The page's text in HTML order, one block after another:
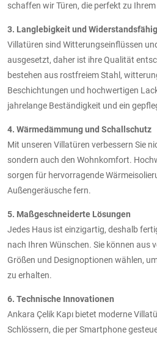
schaffen wir Türen, die perfekt zu Ihrem
3. Langlebigkeit und
Villatüren sind Witterungseinflüssen
ausgesetzt, daher ist ihre Qualität
bestehen aus rostfreiem Stahl,
Beschichtungen und hochwertigen
jahrelange Beständigkeit und ein
4. Wärmedämmung und Schallschutz
Mit unseren Villatüren verbessern Sie
sondern auch den Wohnkomfort.
sorgen für hervorragende
Außengeräusche fern.
5. Maßgeschneiderte Lösungen
Jedes Haus ist einzigartig, deshalb
nach Ihren Wünschen. Sie können aus
Größen und Designoptionen wählen,
zu erhalten.
6. Technische Innovationen
Ankara Çelik Kapı bietet moderne
Schlössern, die per Smartphone